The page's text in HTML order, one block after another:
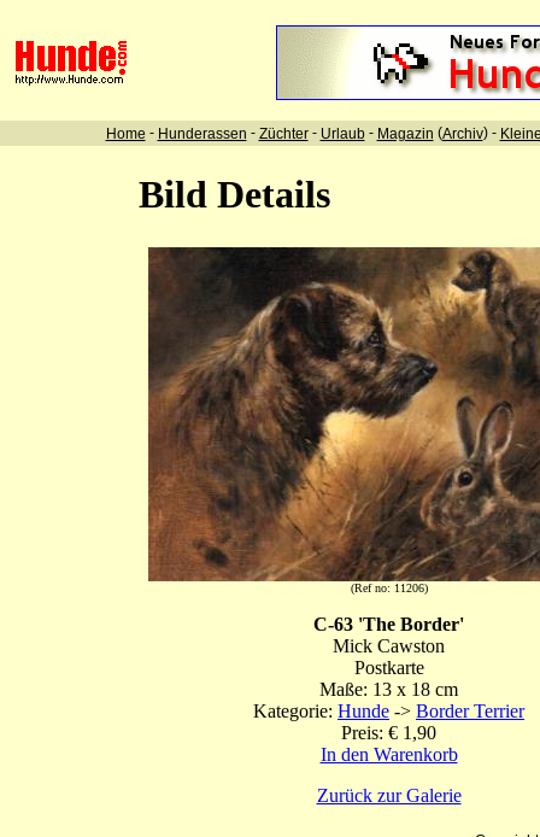
Home - Hunderassen - Züchter- Urlaub- Magazin (Archiv) -
Bild Details
(Ref no: 11206)
C-63 'The Border'
Mick Cawston
Postkarte
Maße: 13 x 18 cm
Kategorie: Hunde -> Border Terrier
Preis: € 1,90
In den Warenkorb
Zurück zur Galerie